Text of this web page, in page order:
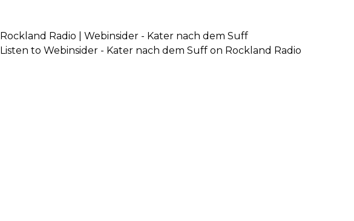
Rockland Radio | Webinsider - Kater nach dem Suff
Listen to Webinsider - Kater nach dem Suff on Rockland Radio